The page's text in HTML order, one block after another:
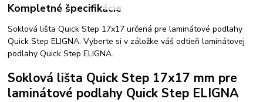
Kompletné špecifikácie
Soklová lišta Quick Step 17x17 určená pre laminátové podlahy
Quick Step ELIGNA. Vyberte si v záložke váš odtieň laminátovej
podlahy Quick Step ELIGNA.
Soklová lišta Quick Step 17x17 mm pre
laminátové podlahy Quick Step ELIGNA